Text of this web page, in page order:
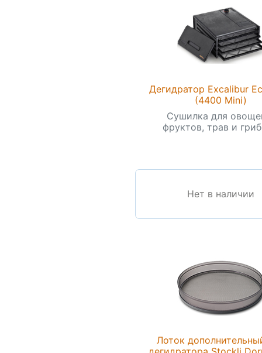
Дегидратор Excalibur
(4400 Mini)
Сушилка для
фруктов, трав и
Нет в наличии
Лоток